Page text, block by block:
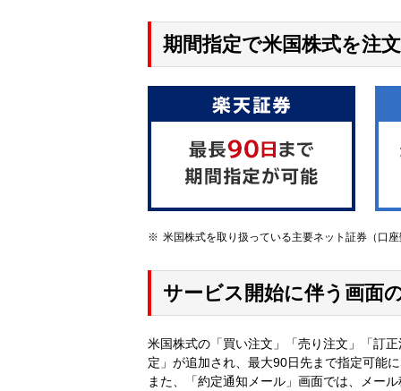
期間指定で米国株式を注
米国株式を取り扱っている主要ネット証券（口
サービス開始に伴う画面
米国株式の「買い注文」「売り注文」「訂
定」が追加され、最大90日先まで指定可能
また、「約定通知メール」画面では、メー